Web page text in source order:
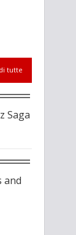
tutte
Saga
and